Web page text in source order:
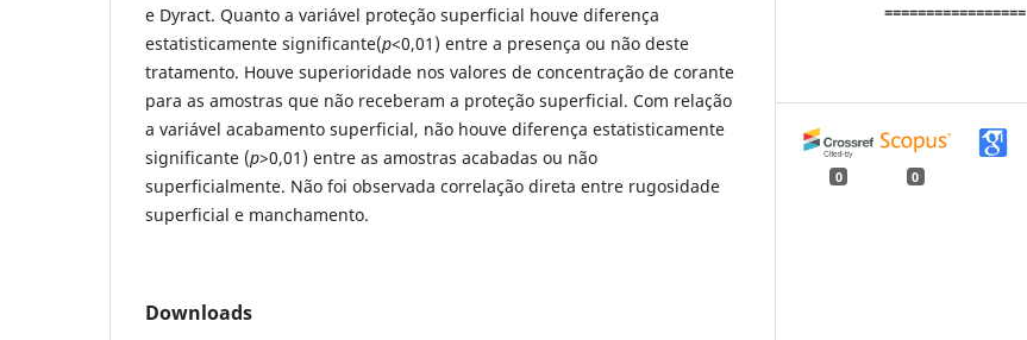
e Dyract. Quanto a variável proteção superficial houve diferença
estatisticamente significante(p<0,01) entre a presença ou não deste
tratamento. Houve superioridade nos valores de concentração de corante
para as amostras que não receberam a proteção superficial. Com relação
a variável acabamento superficial, não houve diferença estatisticamente
significante (p>0,01) entre as amostras acabadas ou não
superficialmente. Não foi observada correlação direta entre rugosidade
superficial e manchamento.
Downloads
=================
0 0